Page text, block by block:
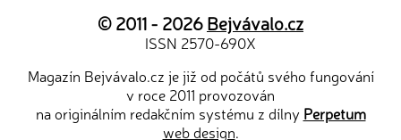
© 2011 - 2026Bejvávalo.cz
ISSN 2570-690X
Magazín Bejvávalo.cz je již od počátů svého fungování
v roce 2011 provozován
na originálním redakčním systému z dílny Perpetum
web design.